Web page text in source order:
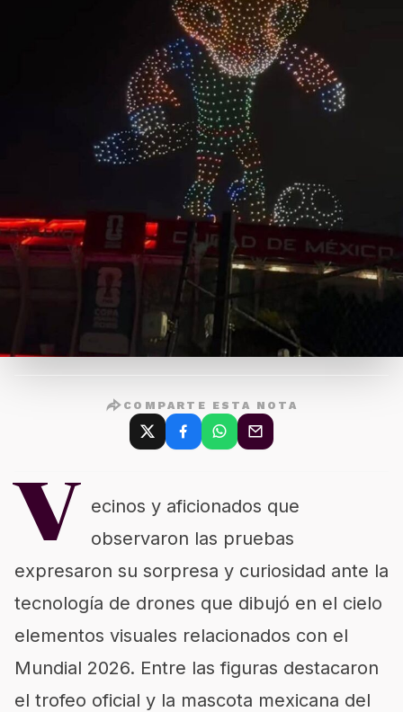
COMPARTE ESTA NOTA
V
ecinos y aficionados que
observaron las pruebas
expresaron su sorpresa y curiosidad ante la
tecnología de drones que dibujó en el cielo
elementos visuales relacionados con el
Mundial 2026. Entre las figuras destacaron
el trofeo oficial y la mascota mexicana del